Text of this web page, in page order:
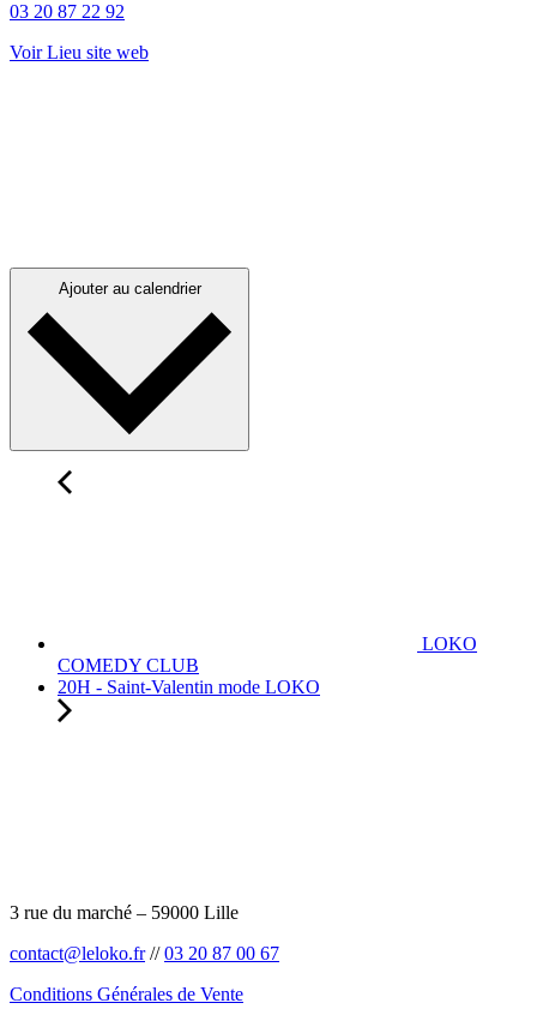
03 20 87 22 92
Voir Lieu site web
Ajouter au calendrier
LOKO
COMEDY CLUB
20H - Saint-Valentin mode LOKO
3 rue du marché – 59000 Lille
contact@leloko.fr//03 20 87 00 67
Conditions Générales de Vente